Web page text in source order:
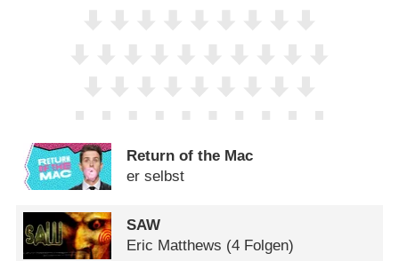
Return of the Mac
er selbst
SAW
Eric Matthews (4 Folgen)